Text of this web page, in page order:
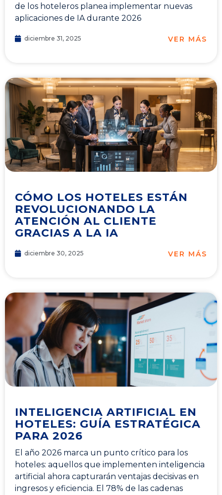
de los hoteleros planea implementar nuevas
aplicaciones de IA durante 2026
diciembre 31, 2025 VER MÁS
CÓMO LOS HOTELES ESTÁN
REVOLUCIONANDO LA
ATENCIÓN AL CLIENTE
GRACIAS A LA IA
diciembre 30, 2025 VER MÁS
INTELIGENCIA ARTIFICIAL EN
HOTELES: GUÍA ESTRATÉGICA
PARA 2026
El año 2026 marca un punto crítico para los
hoteles: aquellos que implementen inteligencia
artificial ahora capturarán ventajas decisivas en
ingresos y eficiencia. El 78% de las cadenas